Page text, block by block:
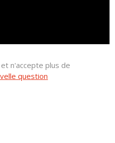
n'accepte plus de
question